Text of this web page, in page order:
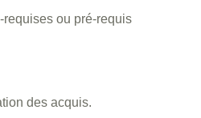
ou pré-requis
des acquis.